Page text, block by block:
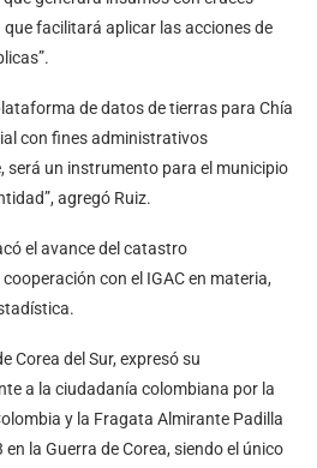
facilitará aplicar las acciones de
de datos de tierras para Chía
con fines administrativos
será un instrumento para el municipio
agregó Ruiz.
el avance del catastro
con el IGAC en materia,
Corea del Sur, expresó su
a la ciudadanía colombiana por la
y la Fragata Almirante Padilla
la Guerra de Corea, siendo el único